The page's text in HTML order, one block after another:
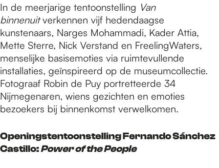
In de meerjarige tentoonstelling Van
binnenuitverkennen vijf hedendaagse
kunstenaars, Narges Mohammadi, Kader Attia,
Mette Sterre, Nick Verstand en FreelingWaters,
menselijke basisemoties via ruimtevullende
installaties, geïnspireerd op de museumcollectie.
Fotograaf Robin de Puy portretteerde 34
Nijmegenaren, wiens gezichten en emoties
bezoekers bij binnenkomst verwelkomen.
Openingstentoonstelling Fernando Sánchez
Castillo:Power of the People